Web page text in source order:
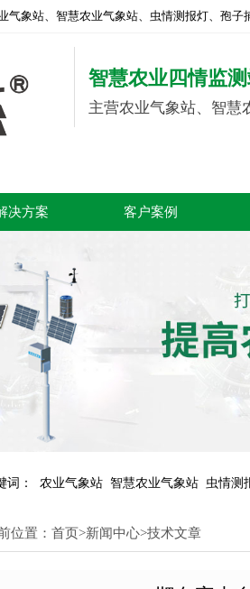
气象站、智慧农业气象站、虫情测报灯、孢
智慧农业四情监
主营农业气象站、智慧
决方案 客户案例
词： 农业气象站 智慧农业气象站 虫情测
位置：首页>新闻中心>技术文章